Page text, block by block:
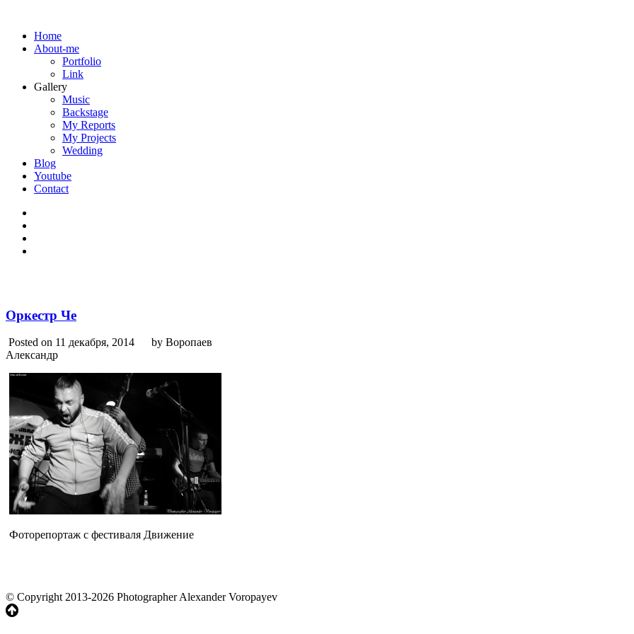
Home
About-me
Portfolio
Link
Gallery
Music
Backstage
My Reports
My Projects
Wedding
Blog
Youtube
Contact
Оркестр Че
Posted on 11 декабря, 2014
by Воропаев
Александр
Фоторепортаж с фестиваля Движение
© Copyright 2013-2026 Photographer Alexander Voropayev